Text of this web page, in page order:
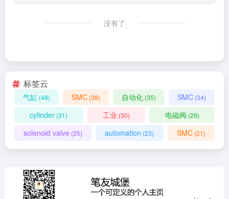
没有了
标签云
气缸 (48) SMC (38) 自动化 (35) SMC (34)
cylinder (31) 工业 (30) 电磁阀 (29)
solenoid valve (25) automation (23) SMC(21)